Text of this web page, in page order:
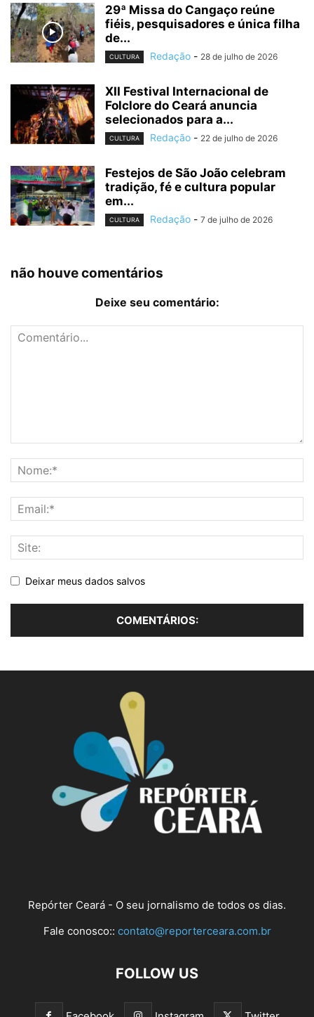
29ª Missa do Cangaço reúne
fiéis, pesquisadores e única filha
de...
CULTURA Redação - 28 de julho de 2026
XII Festival Internacional de
Folclore do Ceará anuncia
selecionados para a...
CULTURA Redação - 22 de julho de 2026
Festejos de São João celebram
tradição, fé e cultura popular
em...
CULTURA Redação - 7 de julho de 2026
não houve comentários
Deixe seu comentário:
Deixar meus dados salvos
Repórter Ceará - O seu jornalismo de todos os dias.
Fale conosco:: contato@reporterceara.com.br
FOLLOW US